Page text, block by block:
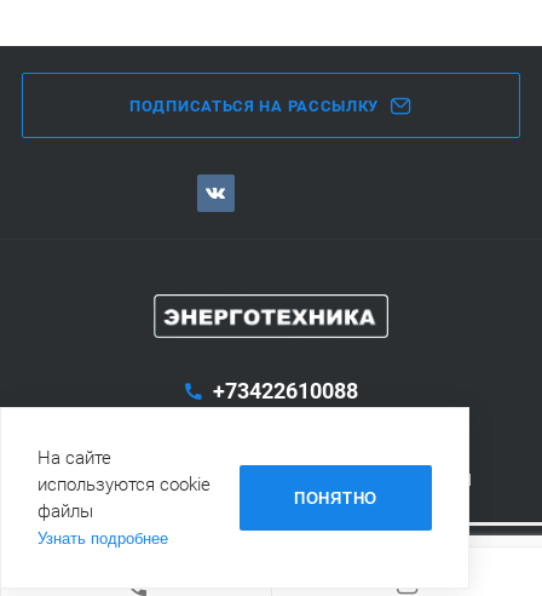
ПОДПИСАТЬСЯ НА РАССЫЛКУ
+73422610088
Адрес: 614051, г.Пермь, ул.Пушкарская, 51, оф. 201
На сайте
используются cookie
файлы
Узнать подробнее
ПОНЯТНО